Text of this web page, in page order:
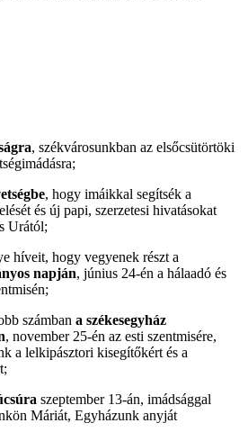
, székvárosunkban az elsőcsütörtöki
, hogy imáikkal segítsék a
és új papi, szerzetesi hivatásokat
Urától;
híveit, hogy vegyenek részt a
napján, június 24-én a hálaadó és
számban a székesegyház
, november 25-én az esti szentmisére,
a lelkipásztori kisegítőkért és a
szeptember 13-án, imádsággal
Máriát, Egyházunk anyját